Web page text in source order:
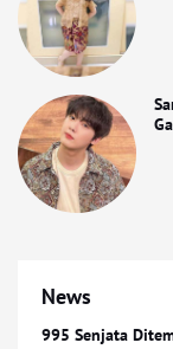
News
995 Senjata